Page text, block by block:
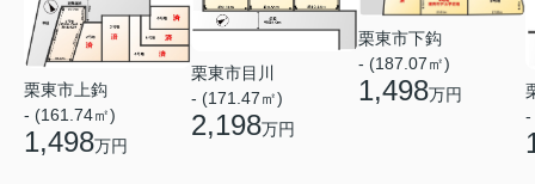
栗東市上鈎
- (161.74㎡)
1,498万円
栗東市目川
- (171.47㎡)
2,198万円
栗東市下鈎
- (187.07㎡)
1,498万円
-